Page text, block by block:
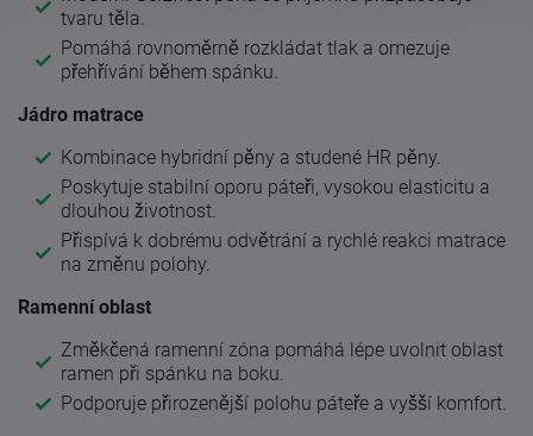
tvaru těla.
Pomáhá rovnoměrně rozkládat tlak a omezuje
přehřívání během spánku.
Jádro matrace
Kombinace hybridní pěny a studené HR pěny.
Poskytuje stabilní oporu páteři, vysokou elasticitu a
dlouhou životnost.
Přispívá k dobrému odvětrání a rychlé reakci matrace
na změnu polohy.
Ramenní oblast
Změkčená ramenní zóna pomáhá lépe uvolnit oblast
ramen při spánku na boku.
Podporuje přirozenější polohu páteře a vyšší komfort.